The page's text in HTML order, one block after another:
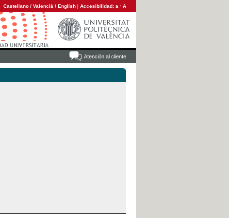
Castellano / Valencià / English | Accesibilidad: a · A
Atención al cliente